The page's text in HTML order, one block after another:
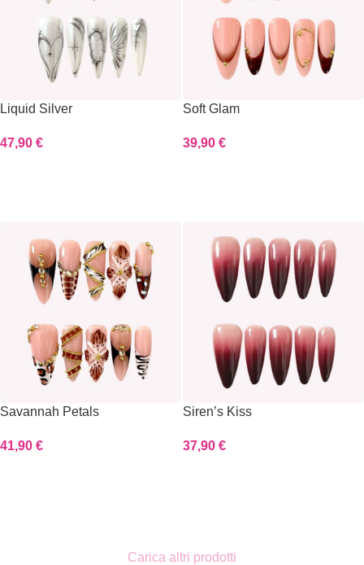
Liquid Silver
47,90 €
Soft Glam
39,90 €
Savannah Petals
41,90 €
Siren’s Kiss
37,90 €
Carica altri prodotti